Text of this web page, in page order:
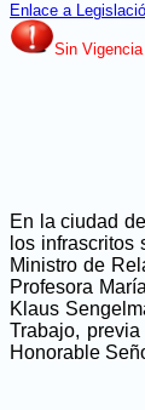
Enlace a
Sin Vigencia
En la ciudad
los
Ministro de
Profesora
Klaus
Trabajo,
Honorable